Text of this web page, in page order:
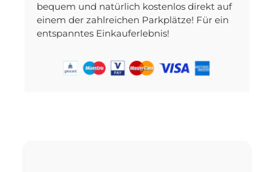
bequem und natürlich kostenlos direkt auf
einem der zahlreichen Parkplätze! Für ein
entspanntes Einkauferlebnis!